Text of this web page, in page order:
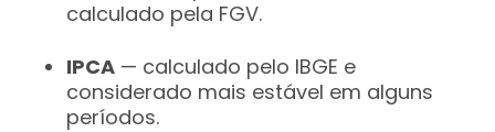
calculado pela FGV.
IPCA — calculado pelo IBGE e
considerado mais estável em alguns
períodos.